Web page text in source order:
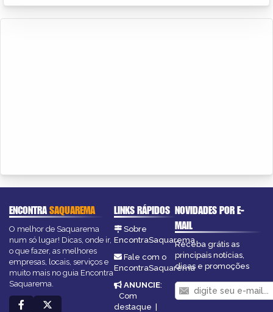
ENCONTRASAQUAREMA
O melhor de Saquarema
num só lugar! Dicas, onde ir,
o que fazer, as melhores
empresas, locais, serviços e
muito mais no guia Encontra
Saquarema.
LINKS RÁPIDOS
Sobre
EncontraSaquarema
Fale com o
EncontraSaquarema
ANUNCIE:
Com
destaque |
NOVIDADES POR E-
MAIL
Receba grátis as
principais notícias,
dicas e promoções